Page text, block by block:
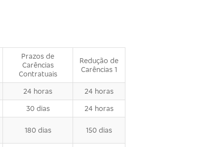
Prazos de
Carências
Contratuais
Redução de
Carências 1
24 horas 24 horas
30 dias 24 horas
180 dias 150 dias